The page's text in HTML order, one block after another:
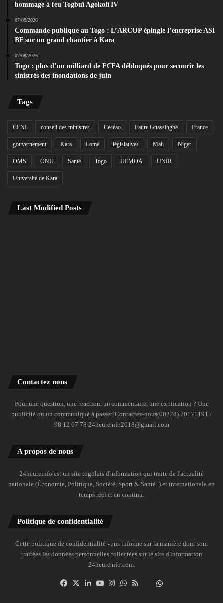
hommage à feu Togbuï Agokoli IV
07/08/2026
Commande publique au Togo : L’ARCOP épingle l’entreprise ASI
BF sur un grand chantier à Kara
07/08/2026
Togo : plus d’un milliard de FCFA débloqués pour secourir les
sinistrés des inondations de juin
Tags
CENI conseil des ministres Cédéao Faure Gnassingbé France
gouvernement Kara Lomé législatives Mali Niger
OMS ONU Santé Togo UEMOA UNIR
Université de Kara
Last Modified Posts
Contactez nous
Pour une question, une réaction, un commentaire, une explication ? Une
publicité ou un communiqué à passer?Contactez-nous(00228) 70171191 /
98 12 67 78 24heureinfo2018@gmail.com
A propos de nous
24heureinfo est un site togolais d'information qui traite de l'actualité
nationale (Économie, Politique, Société, Sport & Santé..) et internationale en
temps réel et en continu.
Politique de confidentialité
Cette politique de confidentialité vous informe sur la manière dont sont
traitées les données personnelles collectées sur le site d'information
24heureinfo.com.
Facebook
X LinkedinYouTubeInstagramWhatsAppDailymotion